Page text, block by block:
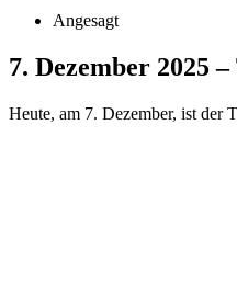
Angesagt
7. Dezember 2025
Heute, am 7. Dezember, ist der